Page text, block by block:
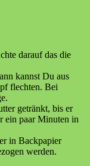
darauf das die
kannst Du aus
flechten. Bei
getränkt, bis er
ein paar Minuten in
in Backpapier
werden.